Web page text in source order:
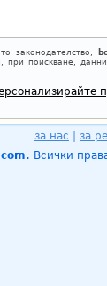
законодателство,
при поискване,
за нас за
Всички